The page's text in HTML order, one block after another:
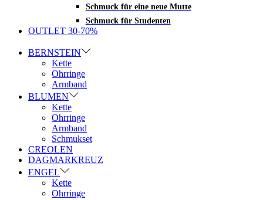
Schmuck für eine neue Mutte
Schmuck für Studenten
OUTLET 30-70%
BERNSTEIN
Kette
Ohrringe
Armband
BLUMEN
Kette
Ohrringe
Armband
Schmukset
CREOLEN
DAGMARKREUZ
ENGEL
Kette
Ohrringe